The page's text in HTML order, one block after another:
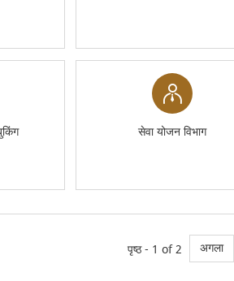
सेवा योजन विभाग
पृष्ठ - 1 of 2 अगला